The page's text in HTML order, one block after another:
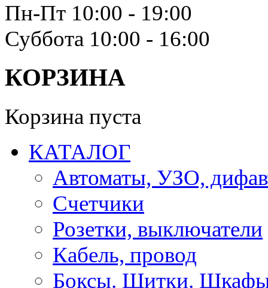
Пн-Пт 10:00 - 19:00
Суббота 10:00 - 16:00
КОРЗИНА
Корзина пуста
КАТАЛОГ
Автоматы, УЗО,
Счетчики
Розетки, выключатели
Кабель, провод
Боксы. Щитки.